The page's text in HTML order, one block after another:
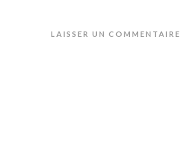
LAISSER UN COMMENTAIRE